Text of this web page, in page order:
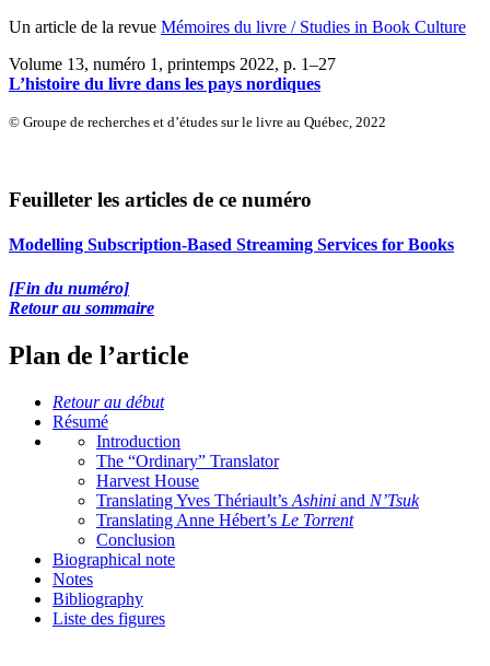
Un article de la revue Mémoires du livre / Studies in Book Culture
Volume 13, numéro 1, printemps 2022, p. 1–27
L’histoire du livre dans les pays nordiques
© Groupe de recherches et d’études sur le livre au Québec, 2022
Feuilleter les articles de ce numéro
Modelling Subscription‑Based Streaming Services for Books
[Fin du numéro]
Retour au sommaire
Plan de l’article
Retour au début
Résumé
Introduction
The “Ordinary” Translator
Harvest House
Translating Yves Thériault’s Ashini and N’Tsuk
Translating Anne Hébert’s Le Torrent
Conclusion
Biographical note
Notes
Bibliography
Liste des figures